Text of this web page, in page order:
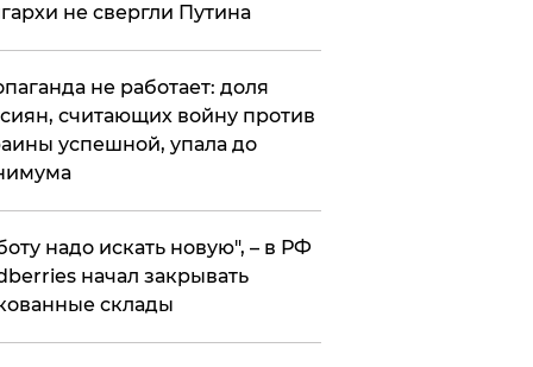
не свергли Путина
не работает: доля
считающих войну против
успешной, упала до
надо искать новую", – в РФ
начал закрывать
склады